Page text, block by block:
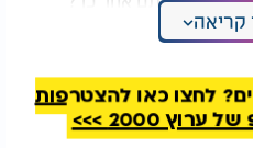
"אם כבר החלטתם
חייבים לחזור הביתה".
לחצו כאן להצטרפות
2000 >>>